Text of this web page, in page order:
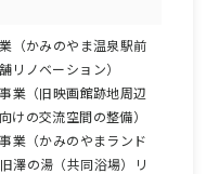
（かみのやま温泉駅前
リノベーション）
業（旧映画館跡地周辺
けの交流空間の整備）
業（かみのやまランド
澤の湯（共同浴場）リ